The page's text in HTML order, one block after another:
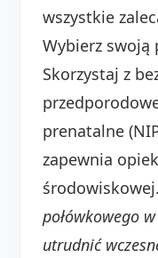
wszystkie
Wybierz swoją
Skorzystaj z
prenatalne
zapewnia
środowiskowej.
połówkowego
utrudnić